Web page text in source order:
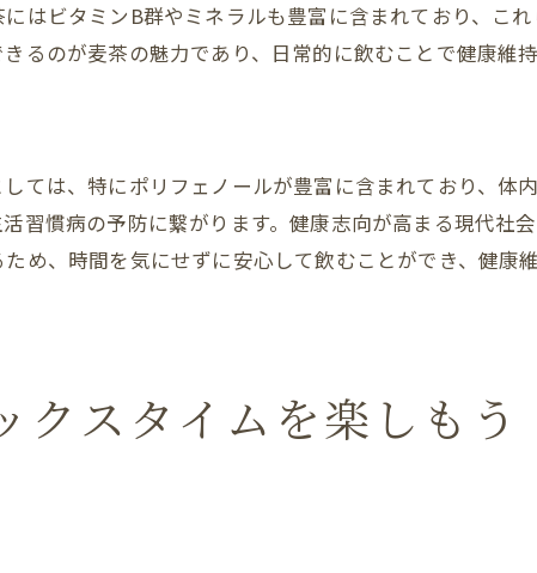
響とは？
す成分
る飲み方
く肌へ
に叶える
ムを作る
の健康
はビタミンB群やミネラルも豊富に含まれており、こ
のが麦茶の魅力であり、日常的に飲むことで健康維持
ては、特にポリフェノールが豊富に含まれており、体
習慣病の予防に繋がります。健康志向が高まる現代社
め、時間を気にせずに安心して飲むことができ、健康
クスタイムを楽しもう